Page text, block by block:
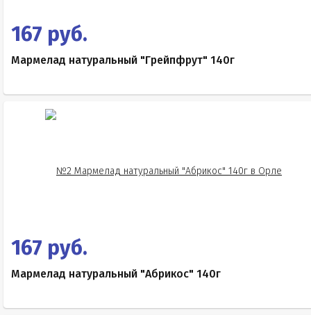
167 руб.
Мармелад натуральный "Грейпфрут" 140г
167 руб.
Мармелад натуральный "Абрикос" 140г